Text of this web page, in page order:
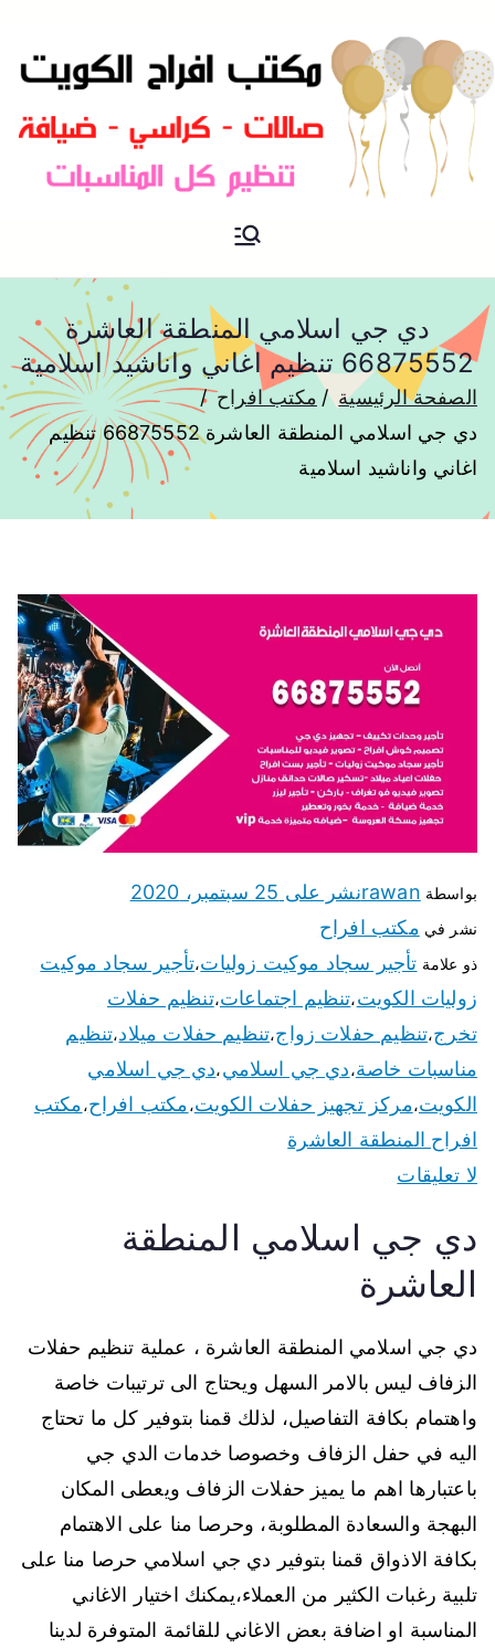
مكتب افراح و مناسبات و زواج و
دي جي اسلامي المنطقة العاشرة
66875552 تنظيم اغاني واناشيد اسلامية
الصفحة الرئيسية
مكتب افراح
دي جي اسلامي المنطقة العاشرة 66875552 تنظيم
اغاني واناشيد اسلامية
بواسطة rawanنشر على 25 سبتمبر، 2020
نشر في مكتب افراح
ذو علامة تأجير سجاد موكيت زوليات،تأجير سجاد موكيت
زوليات الكويت،تنظيم اجتماعات،تنظيم حفلات
تخرج،تنظيم حفلات زواج،تنظيم حفلات ميلاد،تنظيم
مناسبات خاصة،دي جي اسلامي،دي جي اسلامي
الكويت،مركز تجهيز حفلات الكويت،مكتب افراح،مكتب
افراح المنطقة العاشرة
لا تعليقات
دي جي اسلامي المنطقة
العاشرة
دي جي اسلامي المنطقة العاشرة ، عملية تنظيم حفلات
الزفاف ليس بالامر السهل ويحتاج الى ترتيبات خاصة
واهتمام بكافة التفاصيل، لذلك قمنا بتوفير كل ما تحتاج
اليه في حفل الزفاف وخصوصا خدمات الدي جي
باعتبارها اهم ما يميز حفلات الزفاف ويعطى المكان
البهجة والسعادة المطلوبة، وحرصا منا على الاهتمام
بكافة الاذواق قمنا بتوفير دي جي اسلامي حرصا منا على
تلبية رغبات الكثير من العملاء،يمكنك اختيار الاغاني
المناسبة او اضافة بعض الاغاني للقائمة المتوفرة لدينا